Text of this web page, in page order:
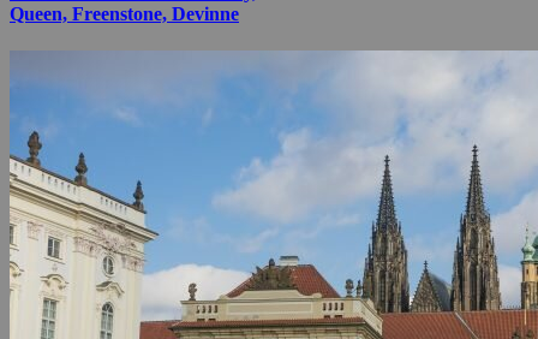
Queen, Freenstone, Devinne